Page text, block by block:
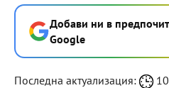
Добави ни в
Google
Последна актуализация: